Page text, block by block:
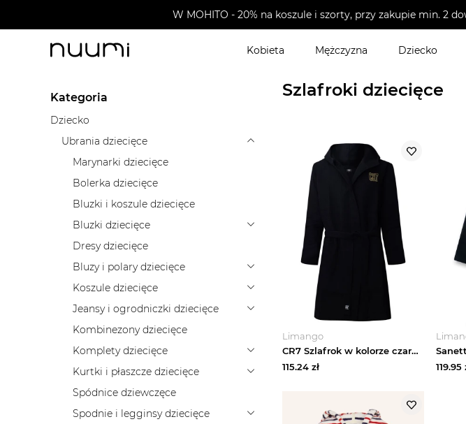
W MOHITO - 20% na koszule i szorty, przy zakupie min. 2
Kobieta Mężczyzna Dziecko
Kategoria
Dziecko
Ubrania dziecięce
Marynarki dziecięce
Bolerka dziecięce
Bluzki i koszule dziecięce
Bluzki dziecięce
Dresy dziecięce
Bluzy i polary dziecięce
Koszule dziecięce
Jeansy i ogrodniczki dziecięce
Kombinezony dziecięce
Komplety dziecięce
Kurtki i płaszcze dziecięce
Spódnice dziewczęce
Spodnie i legginsy dziecięce
Szlafroki dziecięce
Limango
CR7 Szlafrok w kolorze czarnym rozmiar: L
115.24 zł
119.95